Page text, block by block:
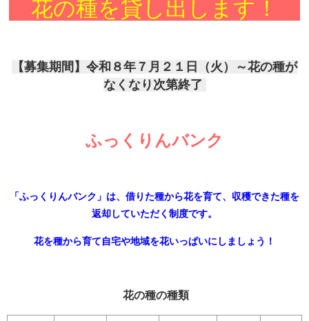
花の種を貸し出します！
【募集期間】令和８年７月２１日（火）～花の種が
なくなり次第終了
ふっくりんバンク
「ふっくりんバンク」は、借りた種から花を育て、収穫できた種を
返却していただく制度です。
花を種から育て自宅や地域を花いっぱいにしましょう！
花の種の種類